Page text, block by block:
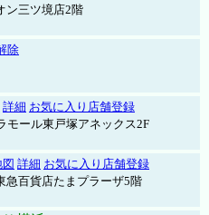
ン三ツ境店2階
除
詳細 お気に入り店舗登録
ール東戸塚アネックス2F
詳細 お気に入り店舗登録
急百貨店たまプラーザ5階